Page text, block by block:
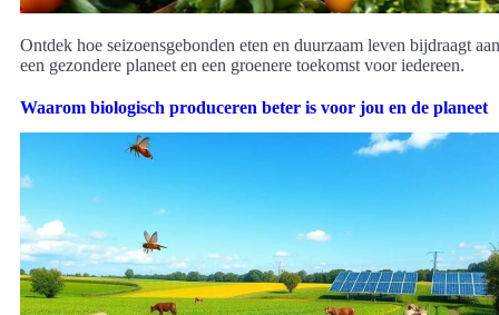
Ontdek hoe seizoensgebonden eten en duurzaam leven bijdraagt aan
een gezondere planeet en een groenere toekomst voor iedereen.
Waarom biologisch produceren beter is voor jou en de planeet